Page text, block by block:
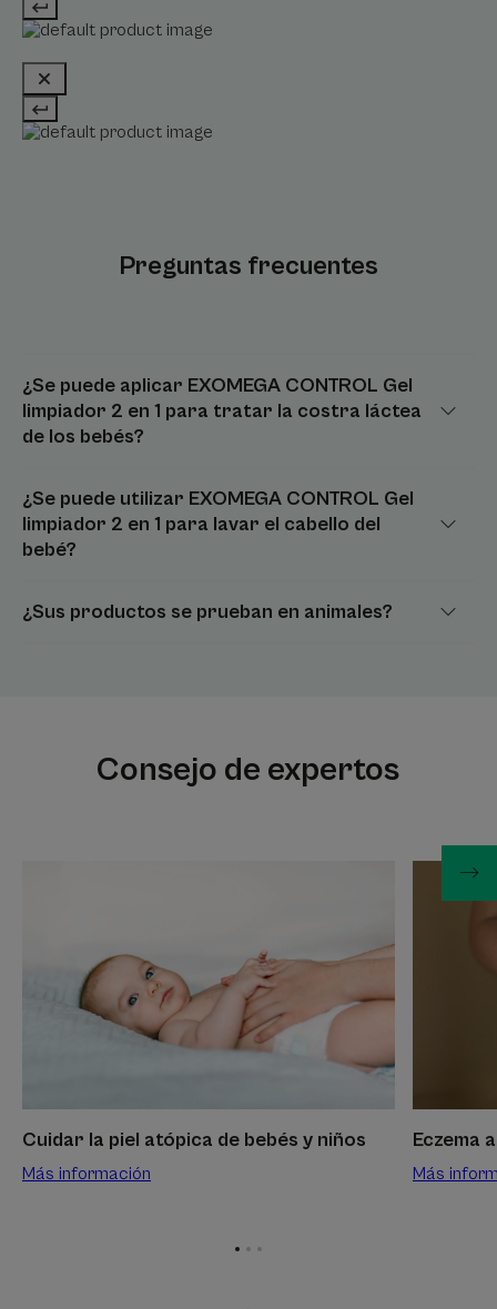
Preguntas frecuentes
¿Se puede aplicar EXOMEGA CONTROL Gel
limpiador 2 en 1 para tratar la costra láctea
de los bebés?
¿Se puede utilizar EXOMEGA CONTROL Gel
limpiador 2 en 1 para lavar el cabello del
bebé?
¿Sus productos se prueban en animales?
Consejo de expertos
atópica
Cuidar la piel atópica de bebés y niños
Más información
Eczema
Más